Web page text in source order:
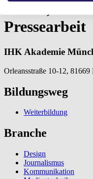
Pressearbeit
IHK Akademie
Orleansstraße 10-12, 81669
Bildungsweg
Weiterbildung
Branche
Design
Journalismus
Kommunikation